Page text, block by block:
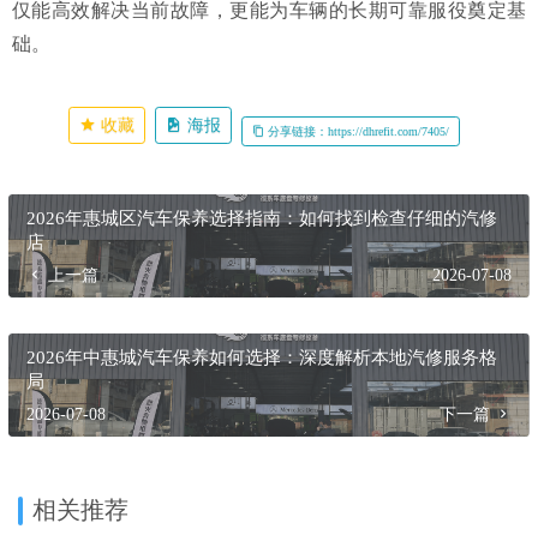
仅能高效解决当前故障，更能为车辆的长期可靠服役奠定基
础。
收藏 海报 分享链接：https://dhrefit.com/7405/
2026年惠城区汽车保养选择指南：如何找到检查仔细的汽修
店
上一篇 2026-07-08
2026年中惠城汽车保养如何选择：深度解析本地汽修服务格
局
2026-07-08 下一篇
相关推荐